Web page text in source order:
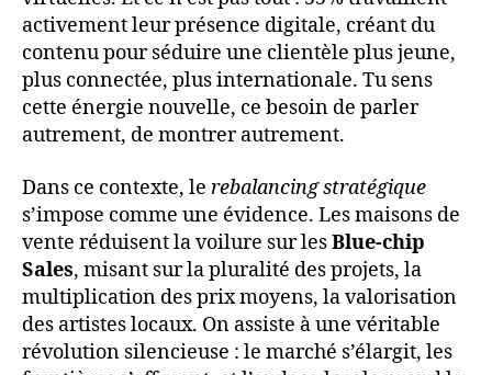
activement leur présence digitale, créant du
contenu pour séduire une clientèle plus jeune,
plus connectée, plus internationale. Tu sens
cette énergie nouvelle, ce besoin de parler
autrement, de montrer autrement.
Dans ce contexte, le rebalancing stratégique
s’impose comme une évidence. Les maisons de
vente réduisent la voilure sur lesBlue-chip
Sales, misant sur la pluralité des projets, la
multiplication des prix moyens, la valorisation
des artistes locaux. On assiste à une véritable
révolution silencieuse : le marché s’élargit, les